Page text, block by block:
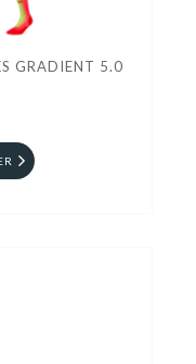
GRADIENT 5.0